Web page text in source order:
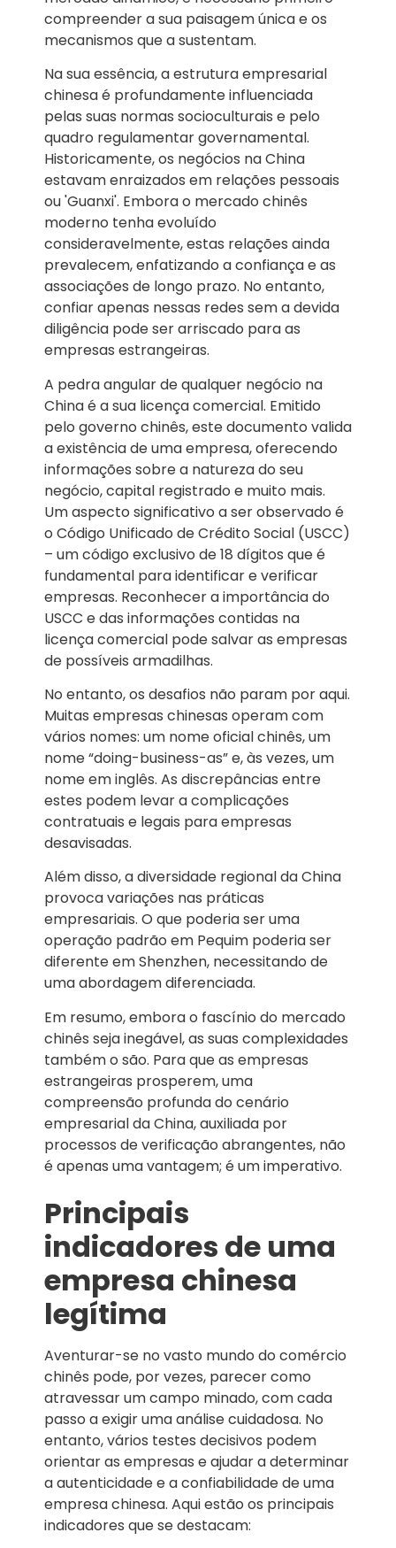
compreender a sua paisagem única e os
mecanismos que a sustentam.
Na sua essência, a estrutura empresarial
chinesa é profundamente influenciada
pelas suas normas socioculturais e pelo
quadro regulamentar governamental.
Historicamente, os negócios na China
estavam enraizados em relações pessoais
ou 'Guanxi'. Embora o mercado chinês
moderno tenha evoluído
consideravelmente, estas relações ainda
prevalecem, enfatizando a confiança e as
associações de longo prazo. No entanto,
confiar apenas nessas redes sem a devida
diligência pode ser arriscado para as
empresas estrangeiras.
A pedra angular de qualquer negócio na
China é a sua licença comercial. Emitido
pelo governo chinês, este documento valida
a existência de uma empresa, oferecendo
informações sobre a natureza do seu
negócio, capital registrado e muito mais.
Um aspecto significativo a ser observado é
o Código Unificado de Crédito Social (USCC)
– um código exclusivo de 18 dígitos que é
fundamental para identificar e verificar
empresas. Reconhecer a importância do
USCC e das informações contidas na
licença comercial pode salvar as empresas
de possíveis armadilhas.
No entanto, os desafios não param por aqui.
Muitas empresas chinesas operam com
vários nomes: um nome oficial chinês, um
nome “doing-business-as” e, às vezes, um
nome em inglês. As discrepâncias entre
estes podem levar a complicações
contratuais e legais para empresas
desavisadas.
Além disso, a diversidade regional da China
provoca variações nas práticas
empresariais. O que poderia ser uma
operação padrão em Pequim poderia ser
diferente em Shenzhen, necessitando de
uma abordagem diferenciada.
Em resumo, embora o fascínio do mercado
chinês seja inegável, as suas complexidades
também o são. Para que as empresas
estrangeiras prosperem, uma
compreensão profunda do cenário
empresarial da China, auxiliada por
processos de verificação abrangentes, não
é apenas uma vantagem; é um imperativo.
Principais
indicadores de uma
empresa chinesa
legítima
Aventurar-se no vasto mundo do comércio
chinês pode, por vezes, parecer como
atravessar um campo minado, com cada
passo a exigir uma análise cuidadosa. No
entanto, vários testes decisivos podem
orientar as empresas e ajudar a determinar
a autenticidade e a confiabilidade de uma
empresa chinesa. Aqui estão os principais
indicadores que se destacam: